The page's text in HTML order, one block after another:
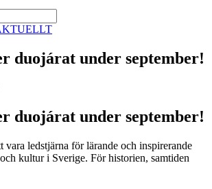
duojárat under september!
duojárat under september!
vara ledstjärna för lärande och inspirerande
kultur i Sverige. För historien, samtiden